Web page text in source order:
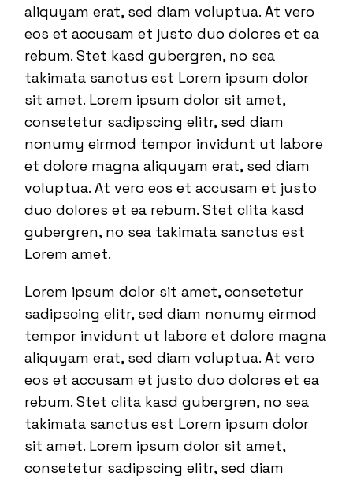
aliquyam erat, sed diam voluptua. At vero
eos et accusam et justo duo dolores et ea
rebum. Stet kasd gubergren, no sea
takimata sanctus est Lorem ipsum dolor
sit amet. Lorem ipsum dolor sit amet,
consetetur sadipscing elitr, sed diam
nonumy eirmod tempor invidunt ut labore
et dolore magna aliquyam erat, sed diam
voluptua. At vero eos et accusam et justo
duo dolores et ea rebum. Stet clita kasd
gubergren, no sea takimata sanctus est
Lorem amet.
Lorem ipsum dolor sit amet, consetetur
sadipscing elitr, sed diam nonumy eirmod
tempor invidunt ut labore et dolore magna
aliquyam erat, sed diam voluptua. At vero
eos et accusam et justo duo dolores et ea
rebum. Stet clita kasd gubergren, no sea
takimata sanctus est Lorem ipsum dolor
sit amet. Lorem ipsum dolor sit amet,
consetetur sadipscing elitr, sed diam